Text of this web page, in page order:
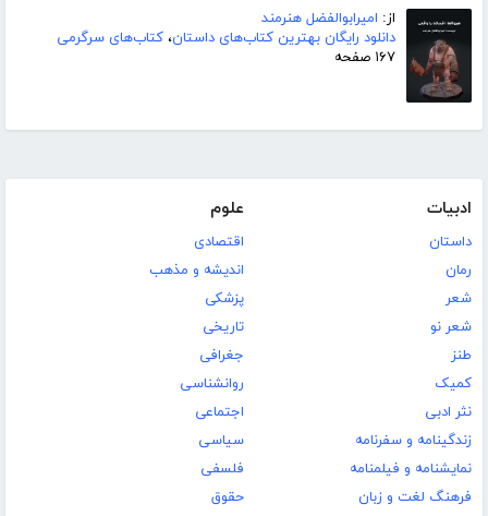
از: امیرابوالفضل هنرمند
دانلود رایگان بهترین کتاب‌های داستان، کتاب‌های سرگرمی
۱۶۷ صفحه
ادبیات
داستان
رمان
شعر
شعر نو
طنز
کمیک
نثر ادبی
زندگینامه و سفرنامه
نمایشنامه و فیلمنامه
فرهنگ لغت و زبان
علوم
اقتصادی
اندیشه و مذهب
پزشکی
تاریخی
جغرافی
روانشناسی
اجتماعی
سیاسی
فلسفی
حقوق